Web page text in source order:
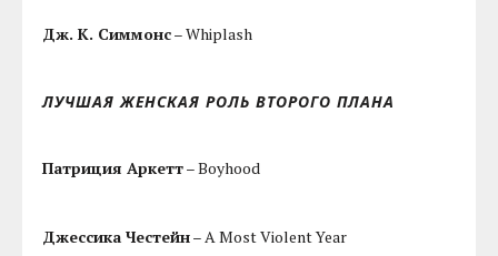
Дж. К. Симмонс– Whiplash
ЛУЧШАЯ ЖЕНСКАЯ РОЛЬ ВТОРОГО ПЛАНА
Патриция Аркетт– Boyhood
Джессика Честейн– A Most Violent Year